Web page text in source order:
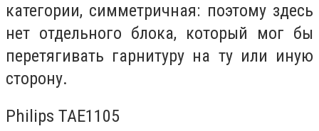
категории, симметричная: поэтому здесь
нет отдельного блока, который мог бы
перетягивать гарнитуру на ту или иную
сторону.
Philips TAE1105